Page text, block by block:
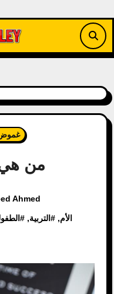
من هي
Ahmed
الأم, # التربية, #